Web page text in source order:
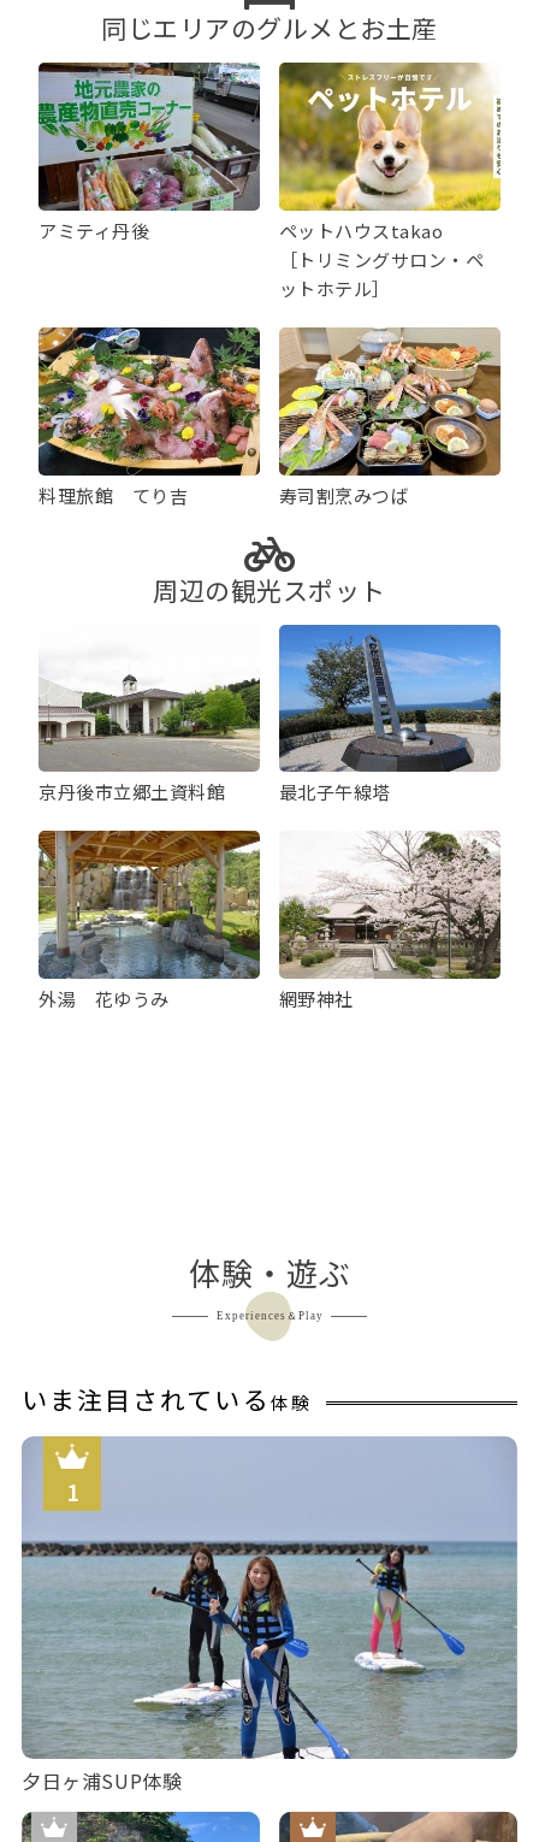
同じエリアのグルメとお土産
アミティ丹後
ペットハウスtakao
［トリミングサロン・ペ
ットホテル］
料理旅館 てり吉 寿司割烹みつば
周辺の観光スポット
京丹後市立郷土資料館 最北子午線塔
外湯 花ゆうみ 網野神社
体験・遊ぶ
Experiences＆Play
いま注目されている 体験
夕日ヶ浦SUP体験